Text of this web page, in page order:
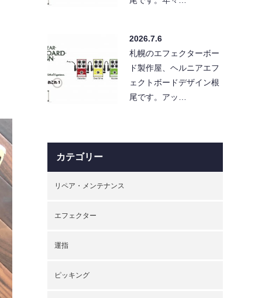
2026.7.6
札幌のエフェクターボー
ド製作屋、ヘルニアエフ
ェクトボードデザイン根
尾です。アッ…
カテゴリー
リペア・メンテナンス
エフェクター
運指
ピッキング